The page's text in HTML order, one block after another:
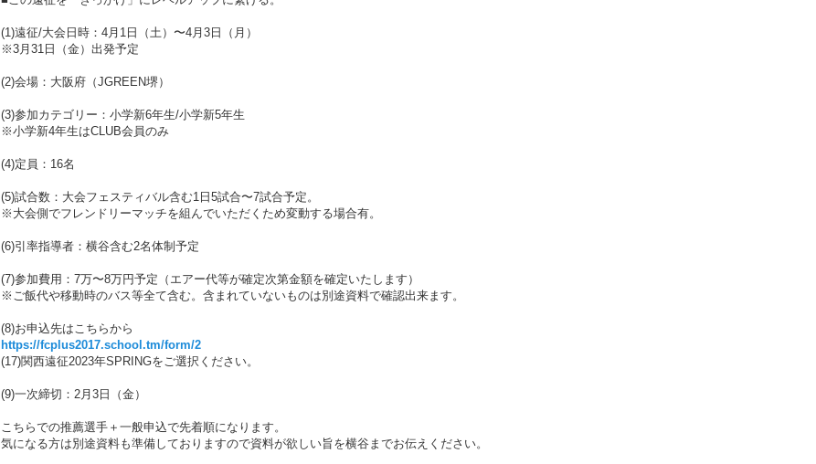
(1)遠征/大会日時：4月1日（土）〜4月3日（月）
※3月31日（金）出発予定
(2)会場：大阪府（JGREEN堺）
(3)参加カテゴリー：小学新6年生/小学新5年生
※小学新4年生はCLUB会員のみ
(4)定員：16名
(5)試合数：大会フェスティバル含む1日5試合〜7試合予定。
※大会側でフレンドリーマッチを組んでいただくため変動する場合有。
(6)引率指導者：横谷含む2名体制予定
(7)参加費用：7万〜8万円予定（エアー代等が確定次第金額を確定いたします）
※ご飯代や移動時のバス等全て含む。含まれていないものは別途資料で確認出来ます。
(8)お申込先はこちらから
https://fcplus2017.school.tm/form/2
(17)関西遠征2023年SPRINGをご選択ください。
(9)一次締切：2月3日（金）
こちらでの推薦選手＋一般申込で先着順になります。
気になる方は別途資料も準備しておりますので資料が欲しい旨を横谷までお伝えください。